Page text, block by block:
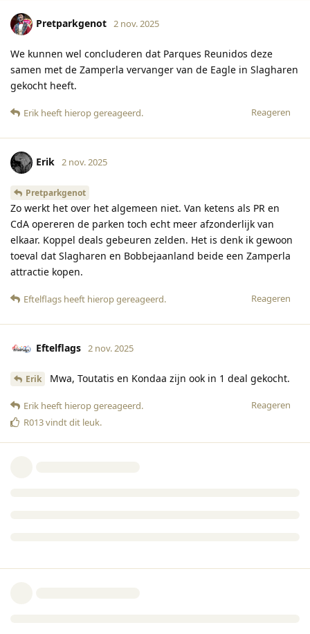
Pretparkgenot 2 nov. 2025
We kunnen wel concluderen dat Parques Reunidos deze
samen met de Zamperla vervanger van de Eagle in Slagharen
gekocht heeft.
Reageren
Erik heeft hierop gereageerd.
Erik 2 nov. 2025
Pretparkgenot
Zo werkt het over het algemeen niet. Van ketens als PR en
CdA opereren de parken toch echt meer afzonderlijk van
elkaar. Koppel deals gebeuren zelden. Het is denk ik gewoon
toeval dat Slagharen en Bobbejaanland beide een Zamperla
attractie kopen.
Reageren
Eftelflags heeft hierop gereageerd.
Eftelflags 2 nov. 2025
Erik Mwa, Toutatis en Kondaa zijn ook in 1 deal gekocht.
Reageren
Erik heeft hierop gereageerd.
R013vindt dit leuk.